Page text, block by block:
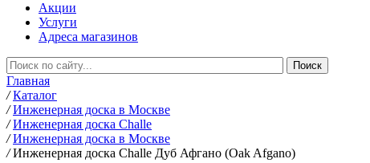
Акции
Услуги
Адреса магазинов
Главная
/ Каталог
/ Инженерная доска в Москве
/ Инженерная доска Challe
/ Инженерная доска в Москве
/ Инженерная доска Challe Дуб Афгано (Oak Afgano)